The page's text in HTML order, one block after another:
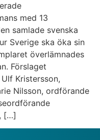
med 13
samlade svenska
Sverige ska öka sin
överlämnades
Förslaget
Kristersson,
Nilsson, ordförande
[…]